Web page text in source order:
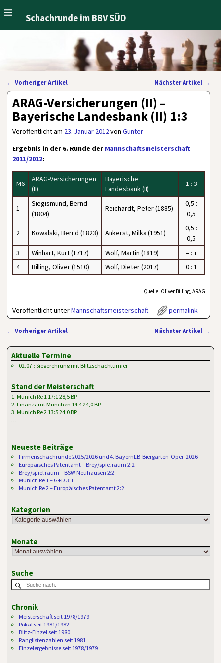
Schachrunde im BBV SÜD
Artikelnavigation
← Vorheriger Artikel Nächster Artikel →
ARAG-Versicherungen (II) –
Bayerische Landesbank (II) 1:3
Veröffentlicht am 23. Januar 2012vonGünter
Ergebnis in der 6. Runde der Mannschaftsmeisterschaft
2011/2012:
M6
ARAG-Versicherungen
(II)
Bayerische
Landesbank (II)
1 : 3
1
Siegismund, Bernd
(1804)
Reichardt, Peter (1885)
0,5 :
0,5
2 Kowalski, Bernd (1823) Ankerst, Milka (1951)
0,5 :
0,5
3
Winhart, Kurt (1717) Wolf, Martin (1819)
– : +
4
Billing, Oliver (1510) Wolf, Dieter (2017) 0 : 1
Quelle: Oliver Billing, ARAG
Veröffentlicht unterMannschaftsmeisterschaft permalink
← Vorheriger Artikel Nächster Artikel →
Aktuelle Termine
02.07.: Siegerehrung mit Blitzschachturnier
Stand der Meisterschaft
1. Munich Re 1 17:1 28,5 BP
2. Finanzamt München 14:4 24,0 BP
3. Munich Re 2 13:5 24,0 BP
…
Neueste Beiträge
Firmenschachrunde 2025/2026 und 4. BayernLB-Biergarten-Open 2026
Europäisches Patentamt – Brey/spiel raum 2:2
Brey/spiel raum – BSW Neuhausen 2:2
Munich Re 1 – G+D 3:1
Munich Re 2 – Europäisches Patentamt 2:2
Kategorien
Monate
Suche
Chronik
Meisterschaft seit 1978/1979
Pokal seit 1981/1982
Blitz-Einzel seit 1980
Ranglistenzahlen seit 1981
Einzelergebnisse seit 1978/1979